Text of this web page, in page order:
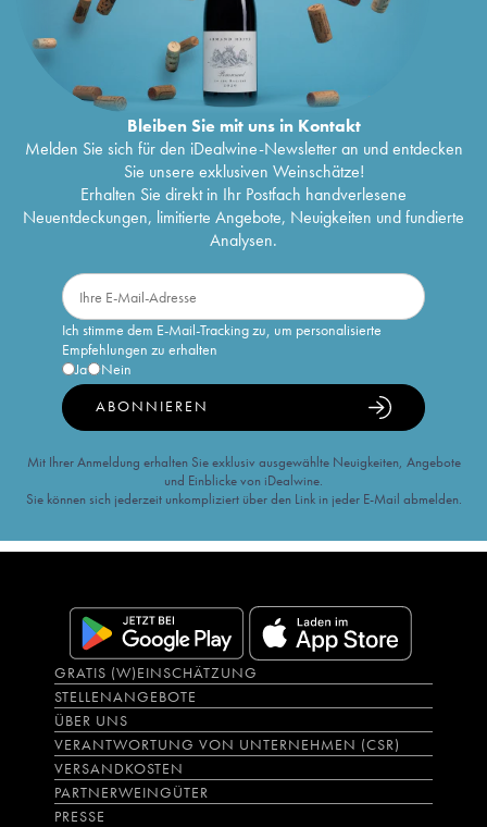
Bleiben Sie mit uns in Kontakt
Melden Sie sich für den iDealwine-Newsletter an und entdecken
Sie unsere exklusiven Weinschätze!
Erhalten Sie direkt in Ihr Postfach handverlesene
Neuentdeckungen, limitierte Angebote, Neuigkeiten und fundierte
Analysen.
Ich stimme dem E-Mail-Tracking zu, um personalisierte
Empfehlungen zu erhalten
Ja
Nein
ABONNIEREN
Mit Ihrer Anmeldung erhalten Sie exklusiv ausgewählte Neuigkeiten, Angebote
und Einblicke von iDealwine.
Sie können sich jederzeit unkompliziert über den Link in jeder E-Mail abmelden.
GRATIS (W)EINSCHÄTZUNG
STELLENANGEBOTE
ÜBER UNS
VERANTWORTUNG VON UNTERNEHMEN (CSR)
VERSANDKOSTEN
PARTNERWEINGÜTER
PRESSE